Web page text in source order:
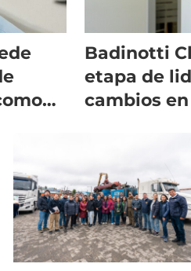
Badinotti
etapa de
cambios